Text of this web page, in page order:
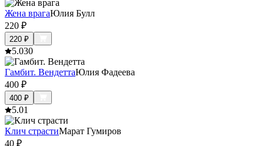
Жена врагаЮлия Булл
220 ₽
220 ₽
5.030
Гамбит. ВендеттаЮлия Фадеева
400 ₽
400 ₽
5.01
Клич страстиМарат Гумиров
40 ₽